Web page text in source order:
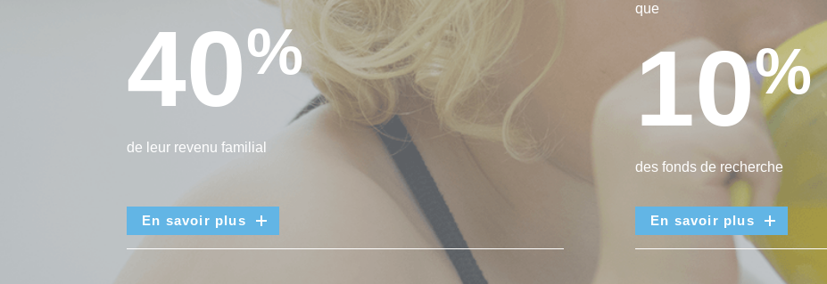
40%
de leur revenu familial
En savoir plus
que
10%
des fonds de recherche
En savoir plus